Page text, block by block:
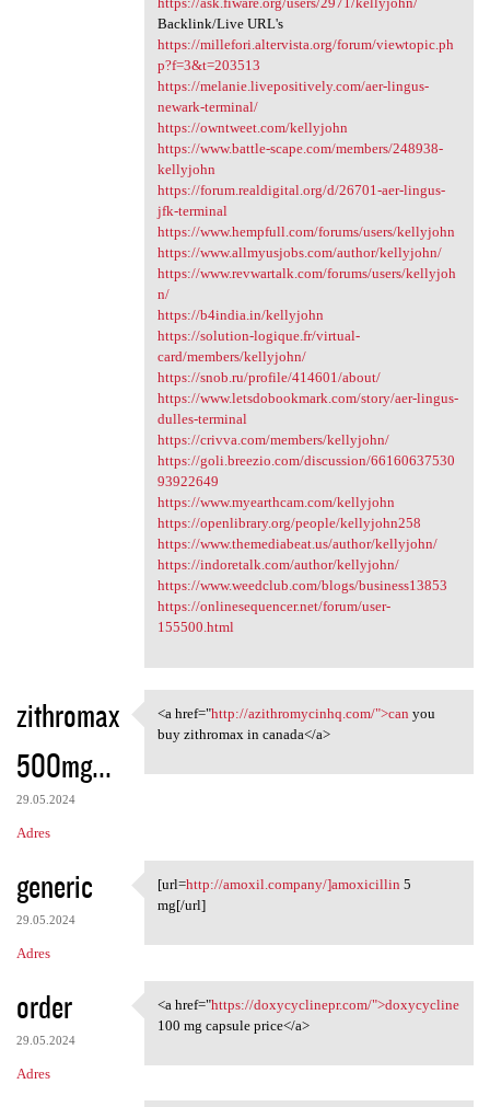
Backlink/Live URL's
https://millefori.altervista.org/forum/viewtopic.ph
p?f=3&t=203513
https://melanie.livepositively.com/aer-lingus-
newark-terminal/
https://owntweet.com/kellyjohn
https://www.battle-scape.com/members/248938-
kellyjohn
https://forum.realdigital.org/d/26701-aer-lingus-
jfk-terminal
https://www.hempfull.com/forums/users/kellyjohn
https://www.allmyusjobs.com/author/kellyjohn/
https://www.revwartalk.com/forums/users/kellyjoh
n/
https://b4india.in/kellyjohn
https://solution-logique.fr/virtual-
card/members/kellyjohn/
https://snob.ru/profile/414601/about/
https://www.letsdobookmark.com/story/aer-lingus-
dulles-terminal
https://crivva.com/members/kellyjohn/
https://goli.breezio.com/discussion/66160637530
93922649
https://www.myearthcam.com/kellyjohn
https://openlibrary.org/people/kellyjohn258
https://www.themediabeat.us/author/kellyjohn/
https://indoretalk.com/author/kellyjohn/
https://www.weedclub.com/blogs/business13853
https://onlinesequencer.net/forum/user-
155500.html
zithromax
500mg...
29.05.2024
Adres
<a href="http:/
<a href="http://azithromycinhq.com/">can you
buy zithromax in canada</a>
generic
29.05.2024
Adres
[url=http://amoxil.company/
[url=http://amoxil.company/]amoxicillin 5
mg[/url]
order
29.05.2024
Adres
<a href="https:/
<a href="https://doxycyclinepr.com/">doxycycline
100 mg capsule price</a>